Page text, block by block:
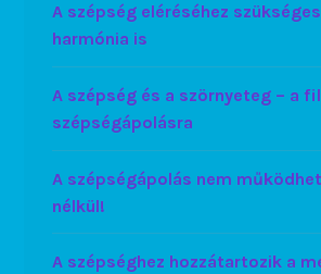
A szépség eléréséhez
harmónia is
A szépség és a szörnyeteg – a
szépségápolásra
A szépségápolás nem
nélkül!
A szépséghez hozzátartozik a